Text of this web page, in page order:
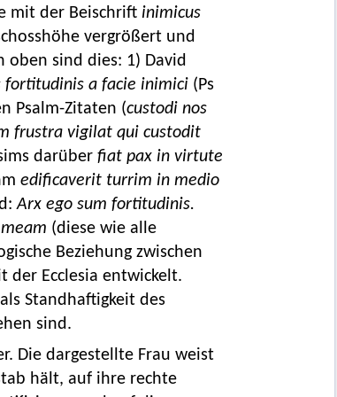
mit der Beischrift inimicus
vergrößert und
oben sind dies: 1) David
fortitudinis a facie inimici (Ps
Psalm-Zitaten (custodi nos
frustra vigilat qui custodit
darüber fiat pax in virtute
edificaverit turrim in medio
Arx ego sum fortitudinis.
(diese wie alle
Beziehung zwischen
der Ecclesia entwickelt.
Standhaftigkeit des
sind.
Die dargestellte Frau weist
hält, auf ihre rechte